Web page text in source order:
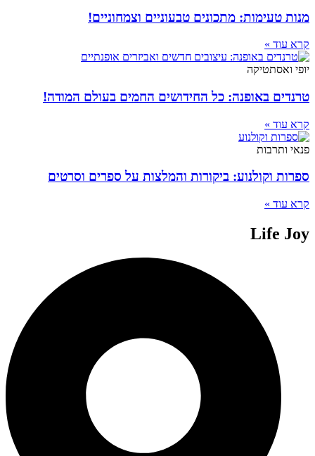
מנות טעימות: מתכונים טבעוניים וצמחוניים!
קרא עוד »
יופי ואסתטיקה
טרנדים באופנה: כל החידושים החמים בעולם המודה!
קרא עוד »
פנאי ותרבות
ספרות וקולנוע: ביקורות והמלצות על ספרים וסרטים
קרא עוד »
Life Joy